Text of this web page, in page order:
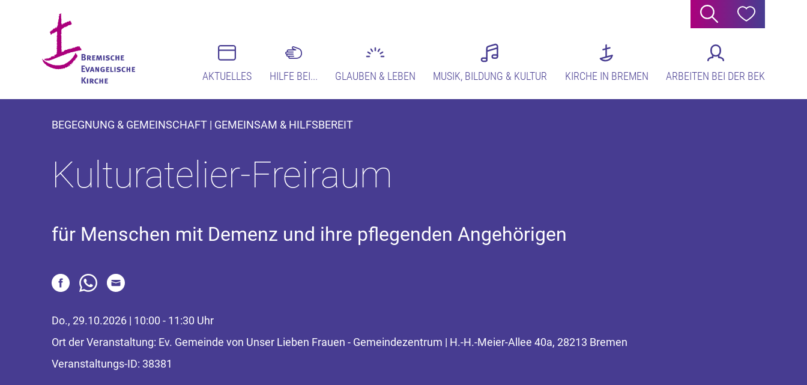
Suche Hilfe
AKTUELLES HILFE BEI... GLAUBEN & LEBEN MUSIK, BILDUNG & KULTUR KIRCHE IN BREMEN ARBEITEN BEI DER BEK
BEGEGNUNG & GEMEINSCHAFT | GEMEINSAM & HILFSBEREIT
Kulturatelier-Freiraum
für Menschen mit Demenz und ihre pflegenden Angehörigen
Do., 29.10.2026 | 10:00 - 11:30 Uhr
Ort der Veranstaltung: Ev. Gemeinde von Unser Lieben Frauen - Gemeindezentrum | H.-H.-Meier-Allee 40a, 28213 Bremen
Veranstaltungs-ID: 38381